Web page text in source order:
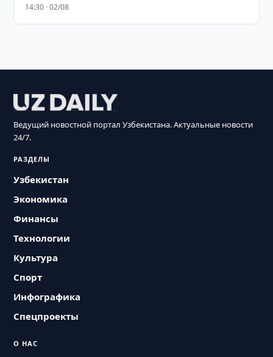
14:30 · 02/08
Ведущий новостной портал Узбекистана. Актуальные новости
24/7.
РАЗДЕЛЫ
Узбекистан
Экономика
Финансы
Технологии
Культура
Спорт
Инфографика
Спецпроекты
О НАС